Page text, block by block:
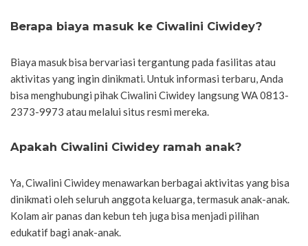
Berapa biaya masuk ke Ciwalini Ciwidey?
Biaya masuk bisa bervariasi tergantung pada fasilitas atau
aktivitas yang ingin dinikmati. Untuk informasi terbaru, Anda
bisa menghubungi pihak Ciwalini Ciwidey langsung WA 0813-
2373-9973 atau melalui situs resmi mereka.
Apakah Ciwalini Ciwidey ramah anak?
Ya, Ciwalini Ciwidey menawarkan berbagai aktivitas yang bisa
dinikmati oleh seluruh anggota keluarga, termasuk anak-anak.
Kolam air panas dan kebun teh juga bisa menjadi pilihan
edukatif bagi anak-anak.